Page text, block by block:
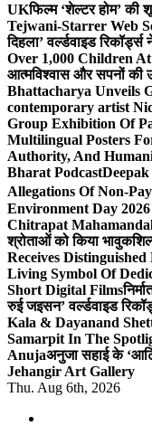
UKफिल्म ‘शेल्टर होम’ की
Tejwani-Starrer Web
दिहला’ वर्ल्डवाइड
Over 1,000 Children
आत्मविश्वास और सपनों की
Bhattacharya Unveils
contemporary artist
Group Exhibition Of
Multilingual Posters
Authority, And
Bharat Podcast
Allegations Of Non-
Environment Day
Chitrapat
श्रोताओं को किया भावुक
Receives
Living Symbol Of
Short Digital Films
रुई जइसन’ वर्ल्डवाइड
Kala & Dayanand
Samarpit In The
Anujaअनुजा सहाई के
Jehangir Art Gallery
Thu. Aug 6th, 2026